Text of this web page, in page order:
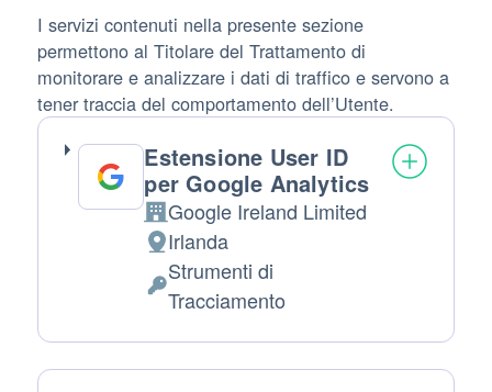
I servizi contenuti nella presente sezione
permettono al Titolare del Trattamento di
monitorare e analizzare i dati di traffico e servono a
tener traccia del comportamento dell’Utente.
Estensione User ID
per Google Analytics
Azienda:
Google Ireland Limited
Luogo del trattamento:
Irlanda
Dati Personali trattati:
Strumenti di
Tracciamento